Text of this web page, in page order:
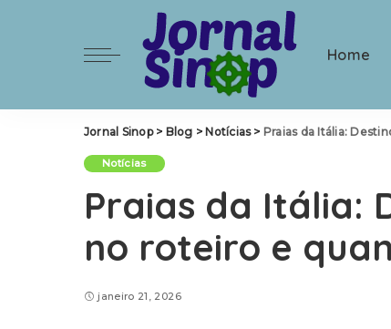
Home
Jornal Sinop> Blog > Notícias> Praias da Itália:
Notícias
Praias da Itália:
no roteiro e
janeiro 21, 2026